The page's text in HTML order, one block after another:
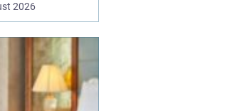
Blomster
øjeblikke,
på en værdig
skabe hygge i
2026